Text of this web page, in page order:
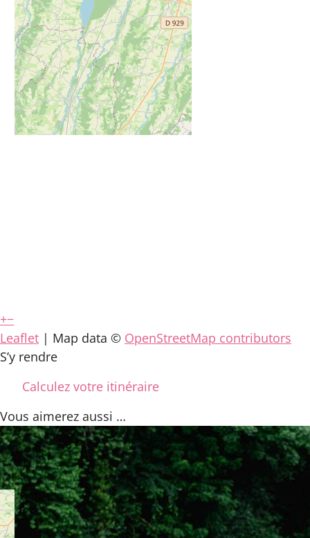
+−
Leaflet | Map data © OpenStreetMap contributors
S’y rendre
Calculez votre itinéraire
Vous aimerez aussi …